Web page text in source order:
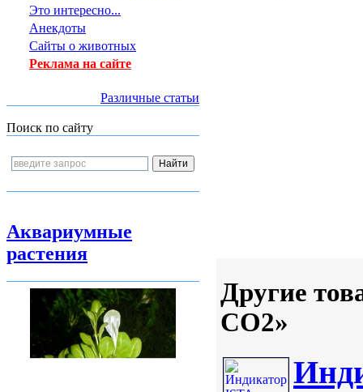
Это интересно...
Анекдоты
Сайты о животных
Реклама на сайте
Различные статьи
Поиск по сайту
Аквариумные
растения
Другие
CO2»